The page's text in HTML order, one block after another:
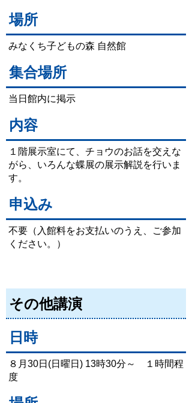
場所
みなくち子どもの森 自然館
集合場所
当日館内に掲示
内容
１階展示室にて、チョウのお話を交えな
がら、いろんな蝶展の展示解説を行いま
す。
申込み
不要（入館料をお支払いのうえ、ご参加
ください。）
その他講演
日時
８月30日(日曜日) 13時30分～ １時間程
度